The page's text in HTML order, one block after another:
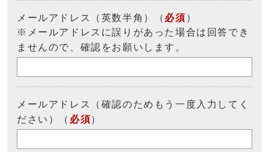
メールアドレス（英数半角）（ 必須 ）
※メールアドレスに誤りがあった場合は回答でき
ませんので、確認をお願いします。
メールアドレス（確認のためもう一度入力してく
ださい）（ 必須）